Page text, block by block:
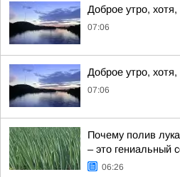
Доброе утро,
07:06
Доброе утро,
07:06
Почему полив
– это гениальный
06:26